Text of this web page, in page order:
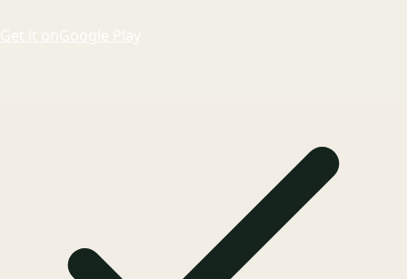
Get it onGoogle Play